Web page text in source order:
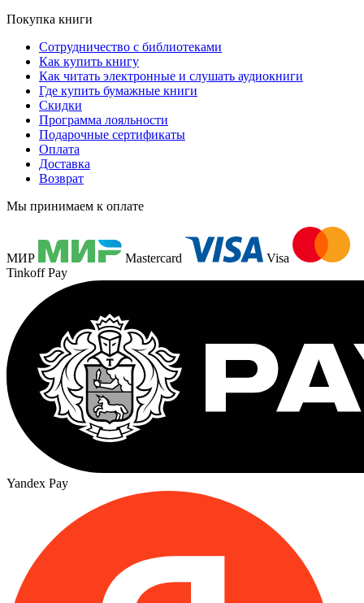
Покупка книги
Сотрудничество с библиотеками
Как купить книгу
Как читать электронные и слушать аудиокниги
Где купить бумажные книги
Скидки
Программа лояльности
Подарочные сертификаты
Оплата
Доставка
Возврат
Мы принимаем к оплате
МИР Mastercard
Visa
Tinkoff Pay
Yandex Pay